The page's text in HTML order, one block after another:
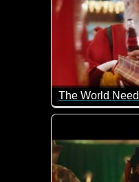
Der Coca-Cola-